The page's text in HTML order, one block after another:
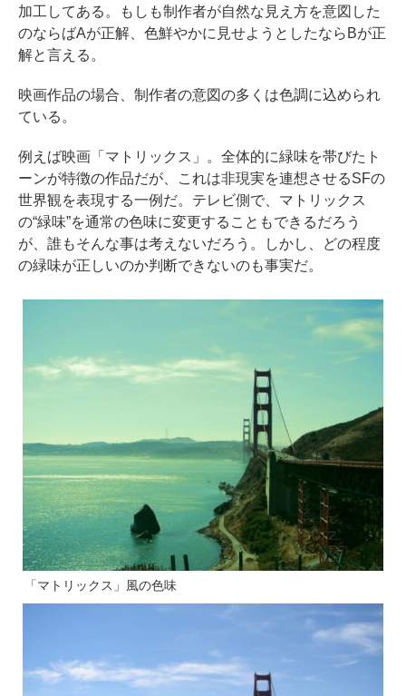
加工してある。もしも制作者が自然な見え方を意図した
のならばAが正解、色鮮やかに見せようとしたならBが正
解と言える。
映画作品の場合、制作者の意図の多くは色調に込められ
ている。
例えば映画「マトリックス」。全体的に緑味を帯びたト
ーンが特徴の作品だが、これは非現実を連想させるSFの
世界観を表現する一例だ。テレビ側で、マトリックス
の“緑味”を通常の色味に変更することもできるだろう
が、誰もそんな事は考えないだろう。しかし、どの程度
の緑味が正しいのか判断できないのも事実だ。
「マトリックス」風の色味